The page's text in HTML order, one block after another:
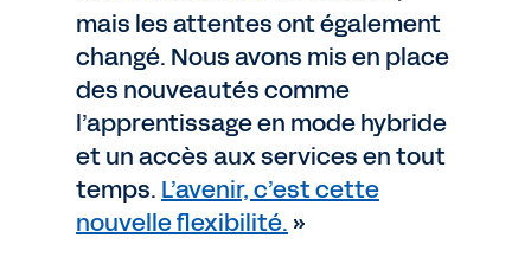
mais les attentes ont également
changé. Nous avons mis en place
des nouveautés comme
l’apprentissage en mode hybride
et un accès aux services en tout
temps. L’avenir, c’est cette
nouvelle flexibilité. »